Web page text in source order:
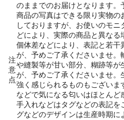
注
意
点
のままでのお届けとなります。
商品の写真はできる限り実物の
しておりますが、お使いのモ
どにより、実際の商品と異な
個体差などにより、表記と若干
が、予めご了承くださいませ。
や縫製等が甘い部分、糊跡等が
が、予めご了承くださいませ
強く感じられるものもございま
などで気になる匂いはほとんど
手入れなどはタグなどの表記を
グなどのデザインは生産時期に